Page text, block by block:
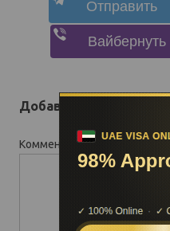
Добавить комментарий
Комментарий*